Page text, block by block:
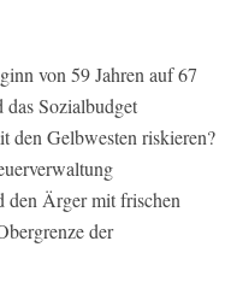
von 59 Jahren auf 67
das Sozialbudget
den Gelbwesten riskieren?
den Ärger mit frischen
der